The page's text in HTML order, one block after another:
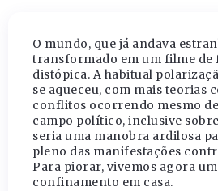
O mundo, que já andava
transformado em um filme
distópica. A habitual
se aqueceu, com mais teorias
conflitos ocorrendo mesmo
campo político, inclusive
seria uma manobra ardilosa
pleno das manifestações
Para piorar, vivemos agora
confinamento em casa.